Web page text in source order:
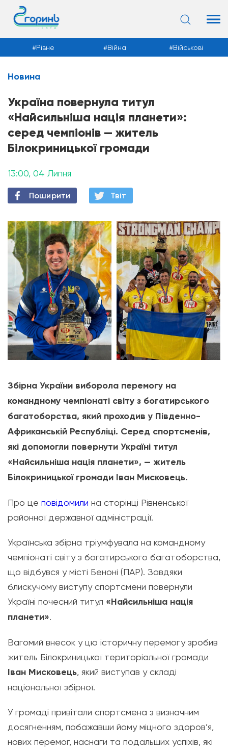
Новини
Рівне Війна Військові
Новина
Україна повернула титул
«Найсильніша нація планети»:
серед чемпіонів — житель
Білокриницької громади
13:00, 04 Липня
Поширити Твiт
Збірна України виборола перемогу на
командному чемпіонаті світу з богатирського
багатоборства, який проходив у Південно-
Африканській Республіці. Серед спортсменів,
які допомогли повернути Україні титул
«Найсильніша нація планети», — житель
Білокриницької громади Іван Мисковець.
Про це повідомили на сторінці Рівненської
районної державної адміністрації.
Українська збірна тріумфувала на командному
чемпіонаті світу з богатирського багатоборства,
що відбувся у місті Беноні (ПАР). Завдяки
блискучому виступу спортсмени повернули
Україні почесний титул «Найсильніша нація
планети».
Вагомий внесок у цю історичну перемогу зробив
житель Білокриницької територіальної громади
Іван Мисковець, який виступав у складі
національної збірної.
У громаді привітали спортсмена з визначним
досягненням, побажавши йому міцного здоров’я,
нових перемог, наснаги та подальших успіхів, які